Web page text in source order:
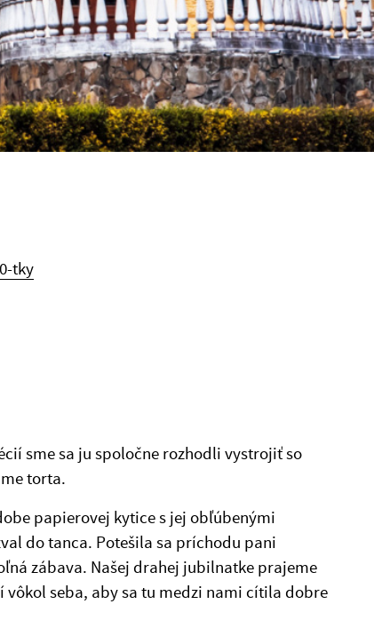
tky
sme sa ju spoločne rozhodli vystrojiť so
torta.
papierovej kytice s jej obľúbenými
do tanca. Potešila sa príchodu pani
zábava. Našej drahej jubilnatke prajeme
seba, aby sa tu medzi nami cítila dobre